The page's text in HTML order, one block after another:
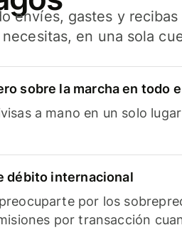
envíes, gastes y
en una sola
sobre la marcha en todo
a mano en un solo
débito internacional
por los
por transacción